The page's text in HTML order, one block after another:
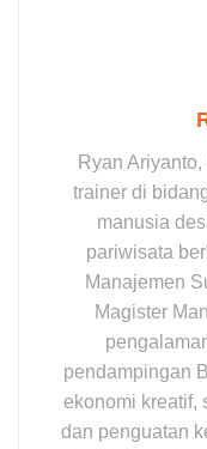
Ryan
trainer di
manusia
pariwisata
Manajemen
Magister
pendampingan
ekonomi kreatif,
dan penguatan